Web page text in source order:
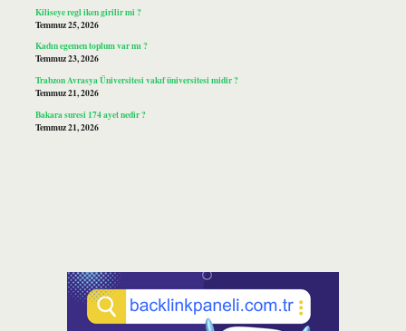
Kiliseye regl iken girilir mi ?
Temmuz 25, 2026
Kadın egemen toplum var mı ?
Temmuz 23, 2026
Trabzon Avrasya Üniversitesi vakıf üniversitesi midir ?
Temmuz 21, 2026
Bakara suresi 174 ayet nedir ?
Temmuz 21, 2026